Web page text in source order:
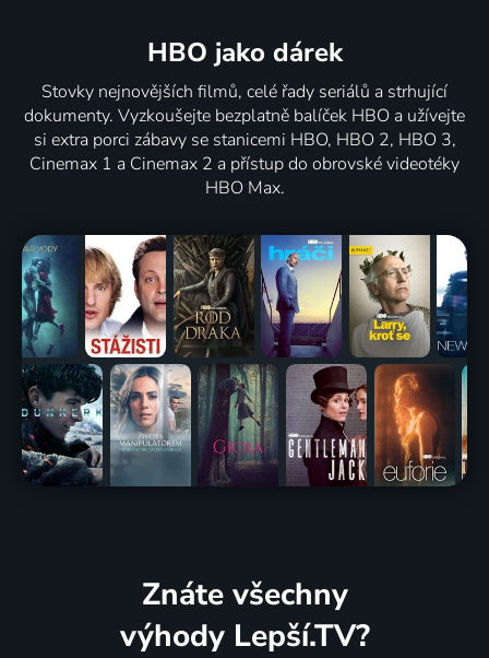
HBO jako dárek
Stovky nejnovějších filmů, celé řady seriálů a strhující
dokumenty. Vyzkoušejte bezplatně balíček HBO a užívejte
si extra porci zábavy se stanicemi HBO, HBO 2, HBO 3,
Cinemax 1 a Cinemax 2 a přístup do obrovské videotéky
HBO Max.
Znáte všechny
výhody Lepší.TV?